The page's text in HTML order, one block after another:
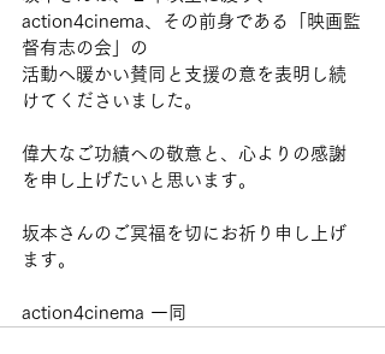
action4cinema、その前身である「映画監
督有志の会」の
活動へ暖かい賛同と支援の意を表明し続
けてくださいました。
偉大なご功績への敬意と、心よりの感謝
を申し上げたいと思います。
坂本さんのご冥福を切にお祈り申し上げ
ます。
action4cinema 一同